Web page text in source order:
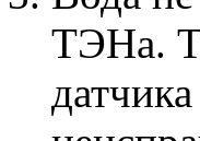
ТЭНа.